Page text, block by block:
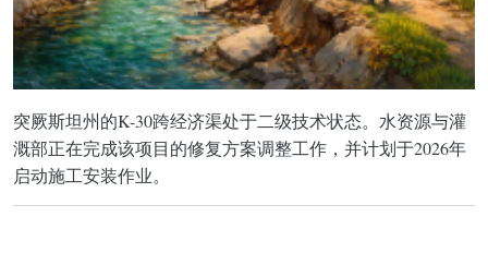
突厥斯坦州的K-30跨经济渠处于二级技术状态。水资源与灌
溉部正在完成该项目的修复方案调整工作，并计划于2026年
启动施工安装作业。